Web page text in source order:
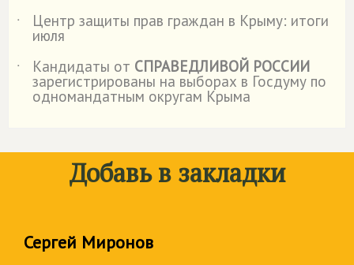
˙
Центр защиты прав граждан в Крыму: итоги
июля
˙
Кандидаты от СПРАВЕДЛИВОЙ РОССИИ
зарегистрированы на выборах в Госдуму по
одномандатным округам Крыма
Добавь в закладки
Сергей Миронов